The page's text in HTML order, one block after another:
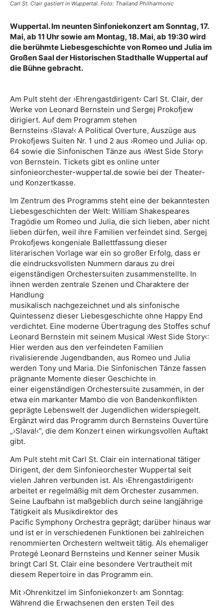
Carl St. Clair gastiert in Wuppertal. Foto: Thailand Philharmonic
Wuppertal. Im neunten Sinfoniekonzert am Sonntag, 17.
Mai, ab 11 Uhr sowie am Montag, 18. Mai, ab 19:30 wird
die berühmte Liebesgeschichte von Romeo und Julia im
Großen Saal der Historischen Stadthalle Wuppertal auf
die Bühne gebracht.
Am Pult steht der ›Ehrengastdirigent‹ Carl St. Clair, der
Werke von Leonard Bernstein und Sergej Prokofjew
dirigiert. Auf dem Programm stehen
Bernsteins ›Slava!‹ A Political Overture, Auszüge aus
Prokofjews Suiten Nr. 1 und 2 aus ›Romeo und Julia‹ op.
64 sowie die Sinfonischen Tänze aus ›West Side Story‹
von Bernstein. Tickets gibt es online unter
sinfonieorchester-wuppertal.de sowie bei der Theater-
und Konzertkasse.
Im Zentrum des Programms steht eine der bekanntesten
Liebesgeschichten der Welt: William Shakespeares
Tragödie um Romeo und Julia, die sich lieben, aber nicht
lieben dürfen, weil ihre Familien verfeindet sind. Sergej
Prokofjews kongeniale Ballettfassung dieser
literarischen Vorlage war ein so großer Erfolg, dass er
die eindrucksvollsten Nummern daraus zu drei
eigenständigen Orchestersuiten zusammenstellte. In
ihnen werden zentrale Szenen und Charaktere der
Handlung
musikalisch nachgezeichnet und als sinfonische
Quintessenz dieser Liebesgeschichte ohne Happy End
verdichtet. Eine moderne Übertragung des Stoffes schuf
Leonard Bernstein mit seinem Musical ›West Side Story‹:
Hier werden aus den verfeindeten Familien
rivalisierende Jugendbanden, aus Romeo und Julia
werden Tony und Maria. Die Sinfonischen Tänze fassen
prägnante Momente dieser Geschichte in
einer eigenständigen Orchestersuite zusammen, in der
etwa ein markanter Mambo die von Bandenkonflikten
geprägte Lebenswelt der Jugendlichen widerspiegelt.
Ergänzt wird das Programm durch Bernsteins Ouvertüre
„›Slava!‹“, die dem Konzert einen wirkungsvollen Auftakt
gibt.
Am Pult steht mit Carl St. Clair ein international tätiger
Dirigent, der dem Sinfonieorchester Wuppertal seit
vielen Jahren verbunden ist. Als ›Ehrengastdirigent‹
arbeitet er regelmäßig mit dem Orchester zusammen.
Seine Laufbahn ist maßgeblich durch seine langjährige
Tätigkeit als Musikdirektor des
Pacific Symphony Orchestra geprägt; darüber hinaus war
und ist er in verschiedenen Funktionen bei zahlreichen
renommierten Orchestern weltweit tätig. Als ehemaliger
Protegé Leonard Bernsteins und Kenner seiner Musik
bringt Carl St. Clair eine besondere Vertrautheit mit
diesem Repertoire in das Programm ein.
Mit ›Ohrenkitzel im Sinfoniekonzert‹ am Sonntag:
Während die Erwachsenen den ersten Teil des